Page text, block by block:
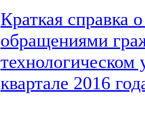
Краткая справка
обращениями
технологическом
квартале 2016